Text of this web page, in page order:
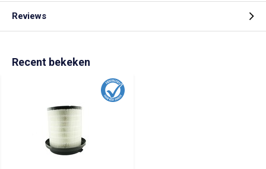
Reviews
Recent bekeken